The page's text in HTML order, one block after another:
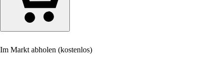
Im Markt abholen (kostenlos)